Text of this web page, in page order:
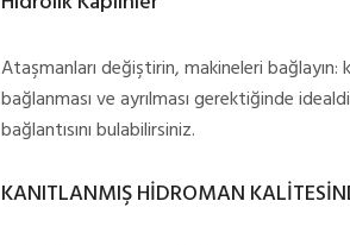
Ataşmanları değiştirin, makineleri
bağlanması ve ayrılması gerektiğinde
bağlantısını bulabilirsiniz.
KANITLANMIŞ HİDROMAN